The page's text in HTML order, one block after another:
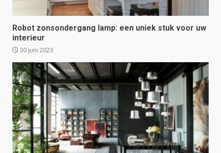
Robot zonsondergang lamp: een uniek stuk voor uw
interieur
30 juni 2023